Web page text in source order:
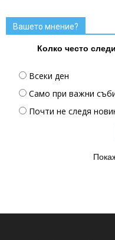
Вашето мнение?
Колко често
Всеки ден
Само при важни
Почти не следя